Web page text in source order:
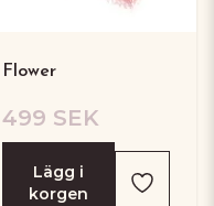
Flower
499 SEK
Lägg i
korgen